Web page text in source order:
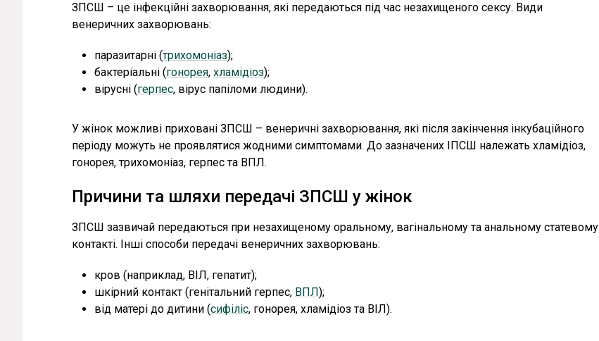
ЗПСШ – це інфекційні захворювання, які передаються під час незахищеного сексу. Види
венеричних захворювань:
паразитарні (трихомоніаз);
бактеріальні (гонорея, хламідіоз);
вірусні (герпес, вірус папіломи людини).
У жінок можливі приховані ЗПСШ – венеричні захворювання, які після закінчення інкубаційного
періоду можуть не проявлятися жодними симптомами. До зазначених ІПСШ належать хламідіоз,
гонорея, трихомоніаз, герпес та ВПЛ.
Причини та шляхи передачі ЗПСШ у жінок
ЗПСШ зазвичай передаються при незахищеному оральному, вагінальному та анальному статевому
контакті. Інші способи передачі венеричних захворювань:
кров (наприклад, ВІЛ, гепатит);
шкірний контакт (генітальний герпес, ВПЛ);
від матері до дитини (сифіліс, гонорея, хламідіоз та ВІЛ).